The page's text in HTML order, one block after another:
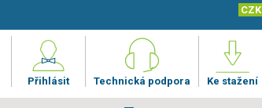
CZK
Ke stažení
Technická podpora
Přihlásit